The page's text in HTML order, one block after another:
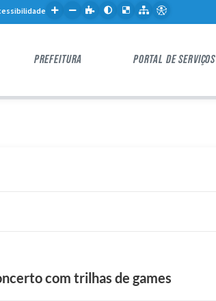
PREFEITURA PORTAL DE SERVIÇOS
com trilhas de games